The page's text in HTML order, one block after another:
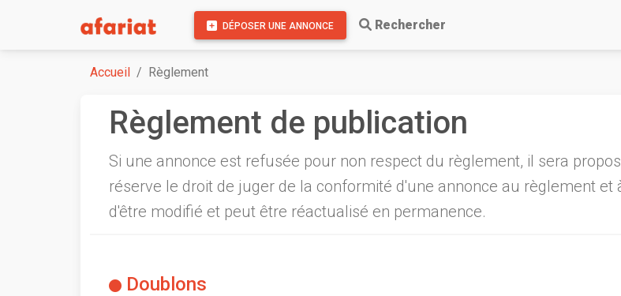
DÉPOSER UNE ANNONCE Rechercher
Accueil Règlement
Règlement de publication
Si une annonce est refusée pour non respect du règlement, il sera
réserve le droit de juger de la conformité d'une annonce au règlement
d'être modifié et peut être réactualisé en permanence.
Doublons